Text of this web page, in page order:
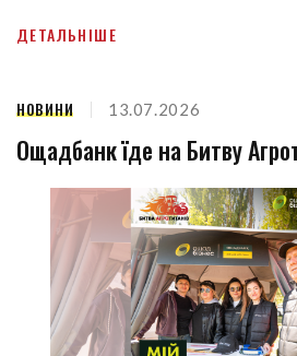
ДЕТАЛЬНІШЕ
НОВИНИ 13.07.2026
Ощадбанк їде на Битву